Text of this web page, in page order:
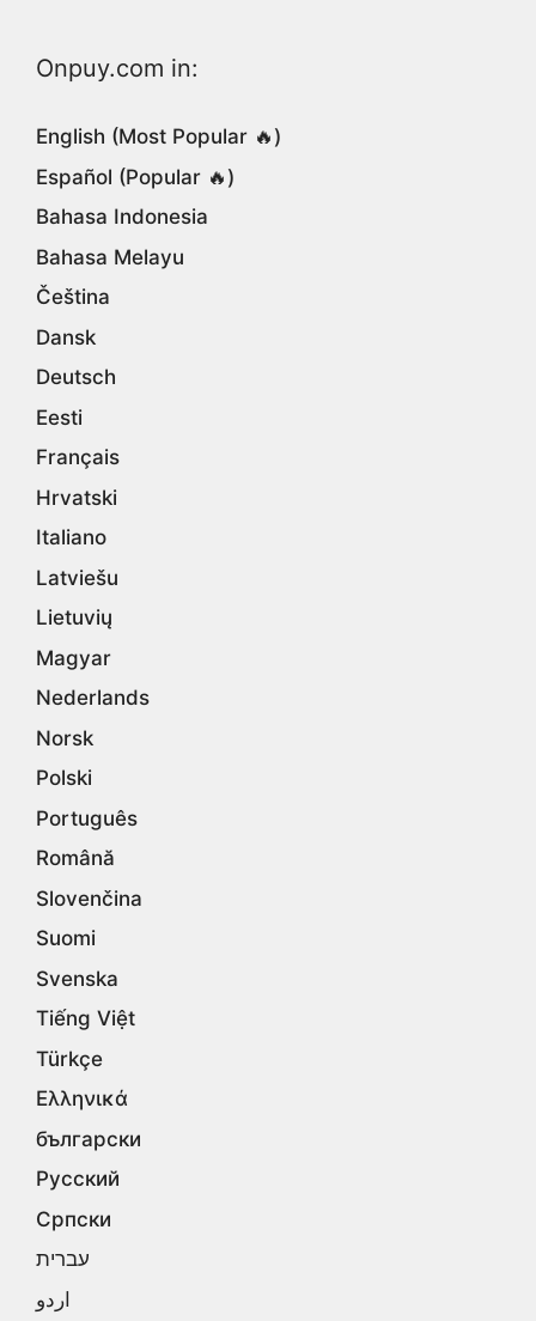
Onpuy.com in:
English (Most Popular 🔥)
Español (Popular 🔥)
Bahasa Indonesia
Bahasa Melayu
Čeština
Dansk
Deutsch
Eesti
Français
Hrvatski
Italiano
Latviešu
Lietuvių
Magyar
Nederlands
Norsk
Polski
Português
Română
Slovenčina
Suomi
Svenska
Tiếng Việt
Türkçe
Ελληνικά
български
Русский
Српски
עברית
اردو